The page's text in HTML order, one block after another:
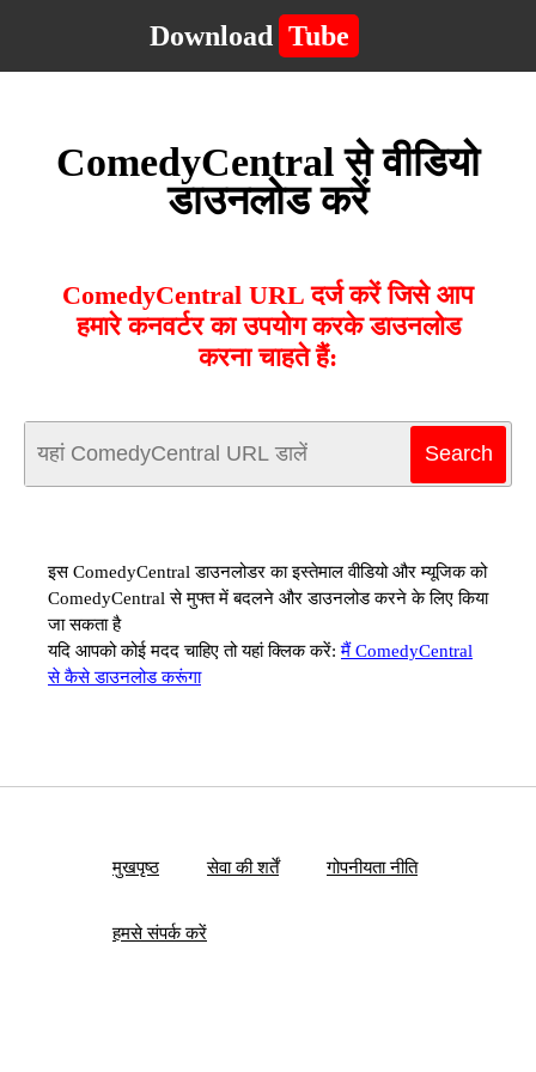
Download Tube
ComedyCentral से वीडियो
डाउनलोड करें
ComedyCentral URL दर्ज करें जिसे आप
हमारे कनवर्टर का उपयोग करके डाउनलोड
करना चाहते हैं:
इस ComedyCentral डाउनलोडर का इस्तेमाल वीडियो और म्यूजिक को
ComedyCentral से मुफ्त में बदलने और डाउनलोड करने के लिए किया
जा सकता है
यदि आपको कोई मदद चाहिए तो यहां क्लिक करें:मैं ComedyCentral
से कैसे डाउनलोड करूंगा
मुखपृष्ठ सेवा की शर्तें गोपनीयता नीति
हमसे संपर्क करें